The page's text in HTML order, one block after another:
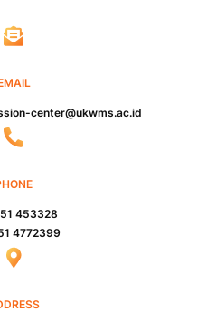
center@ukwms.ac.id
453328
4772399